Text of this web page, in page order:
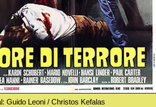
Guido Leoni / Christos Kefalas